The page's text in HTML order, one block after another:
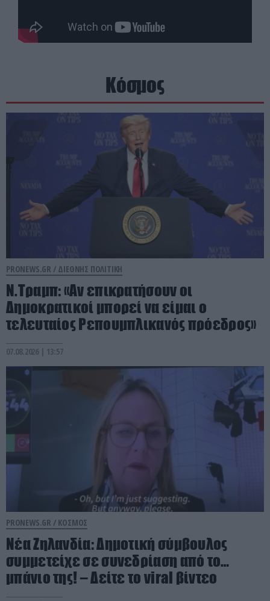
Κόσμος
PRONEWS.GR / ΔΙΕΘΝΗΣ ΠΟΛΙΤΙΚΗ
Ν.Τραμπ: «Αν επικρατήσουν οι
Δημοκρατικοί μπορεί να είμαι ο
τελευταίος Ρεπουμπλικανός πρόεδρος»
07.08.2026 | 13:57
PRONEWS.GR / ΚΟΣΜΟΣ
Νέα Ζηλανδία: Δημοτική σύμβουλος
συμμετείχε σε συνεδρίαση από το…
μπάνιο της! – Δείτε το viral βίντεο